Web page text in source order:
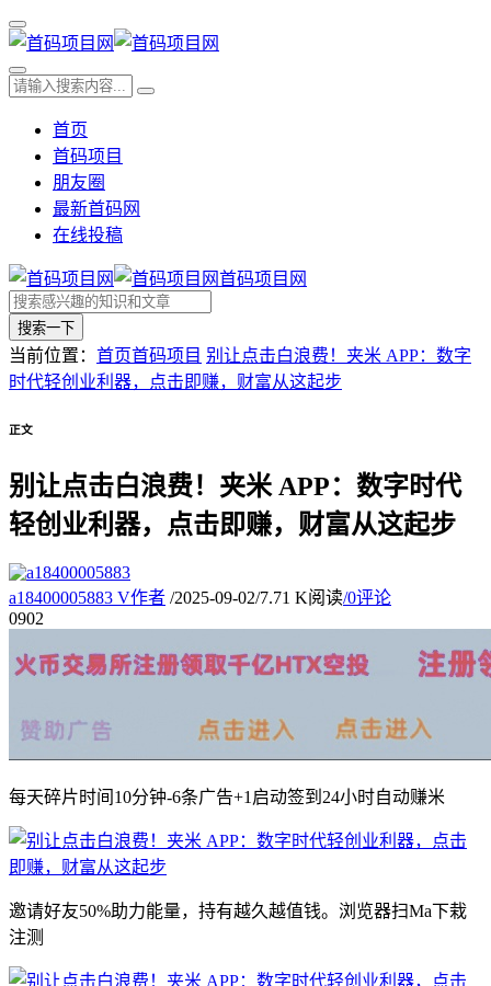
首页
首码项目
朋友圈
最新首码网
在线投稿
首码项目网
搜索一下
当前位置： 首页首码项目 别让点击白浪费！夹米 APP：数字
时代轻创业利器，点击即赚，财富从这起步
正文
别让点击白浪费！夹米 APP：数字时代
轻创业利器，点击即赚，财富从这起步
a18400005883 V作者 /2025-09-02/7.71 K阅读/0评论
0902
每天碎片时间10分钟-6条广告+1启动签到24小时自动赚米
邀请好友50%助力能量，持有越久越值钱。浏览器扫Ma下栽
注测